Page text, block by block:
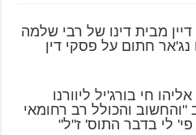
מבית דינו של רבי שלמה
חתום על פסקי דין
חי בורג'יל ליוורנו
ע"ב "והחשוב והכולל רב רחומאי
לי בדבר התוס' ז"ל"